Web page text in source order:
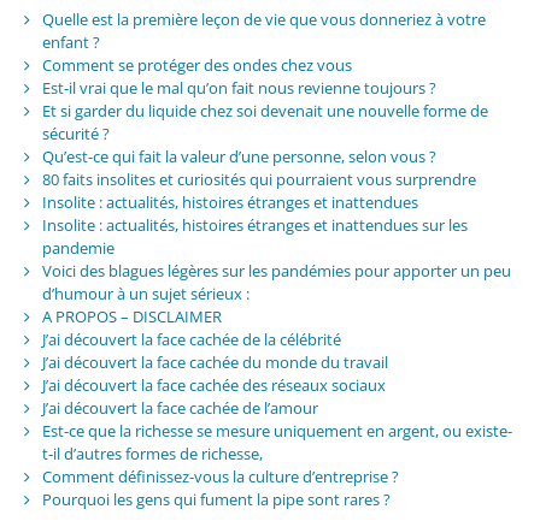
Quelle est la première leçon de vie que vous donneriez à votre
enfant ?
Comment se protéger des ondes chez vous
Est-il vrai que le mal qu’on fait nous revienne toujours ?
Et si garder du liquide chez soi devenait une nouvelle forme de
sécurité ?
Qu’est-ce qui fait la valeur d’une personne, selon vous ?
80 faits insolites et curiosités qui pourraient vous surprendre
Insolite : actualités, histoires étranges et inattendues
Insolite : actualités, histoires étranges et inattendues sur les
pandemie
Voici des blagues légères sur les pandémies pour apporter un peu
d’humour à un sujet sérieux :
A PROPOS – DISCLAIMER
J’ai découvert la face cachée de la célébrité
J’ai découvert la face cachée du monde du travail
J’ai découvert la face cachée des réseaux sociaux
J’ai découvert la face cachée de l’amour
Est-ce que la richesse se mesure uniquement en argent, ou existe-
t-il d’autres formes de richesse,
Comment définissez-vous la culture d’entreprise ?
Pourquoi les gens qui fument la pipe sont rares ?